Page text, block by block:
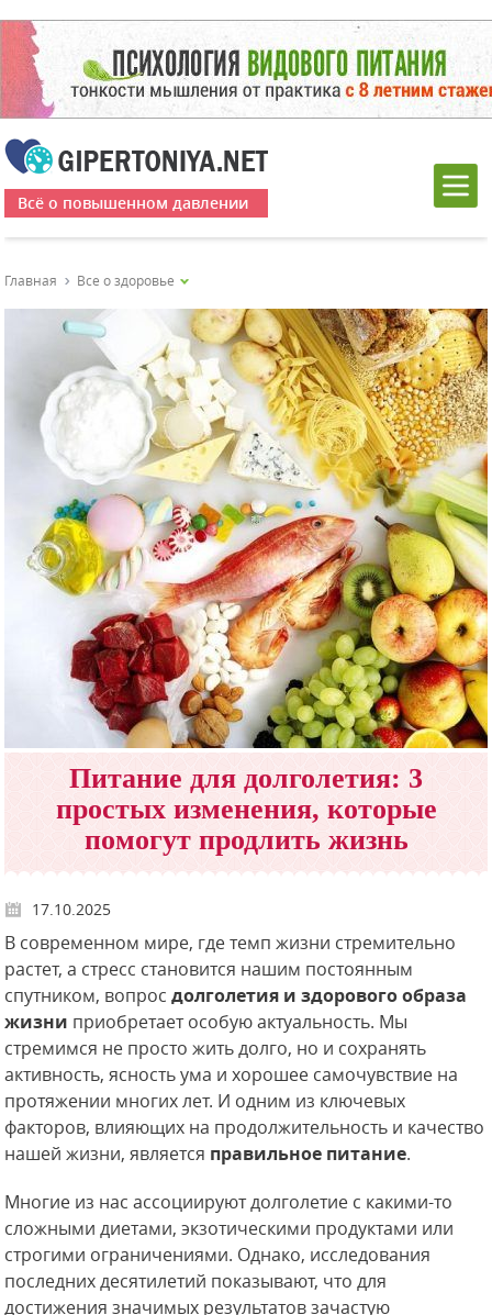
Всё о повышенном давлении
Главная Все о здоровье
Питание для долголетия: 3
простых изменения, которые
помогут продлить жизнь
17.10.2025
В современном мире, где темп жизни стремительно
растет, а стресс становится нашим постоянным
спутником, вопросдолголетия и здорового образа
жизни приобретает особую актуальность. Мы
стремимся не просто жить долго, но и сохранять
активность, ясность ума и хорошее самочувствие на
протяжении многих лет. И одним из ключевых
факторов, влияющих на продолжительность и качество
нашей жизни, является правильное питание.
Многие из нас ассоциируют долголетие с какими-то
сложными диетами, экзотическими продуктами или
строгими ограничениями. Однако, исследования
последних десятилетий показывают, что для
достижения значимых результатов зачастую